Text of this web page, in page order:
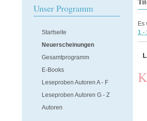
Unser Programm
Startseite
Neuerscheinungen
Gesamtprogramm
E-Books
Leseproben Autoren A - F
Leseproben Autoren G - Z
Autoren
Es
1 -